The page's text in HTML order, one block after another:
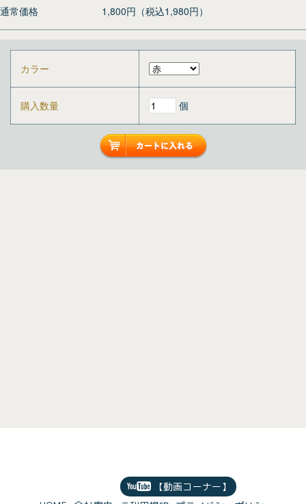
通常価格 1,800円（税込1,980円）
カラー
購入数量 個
【動画コーナー】